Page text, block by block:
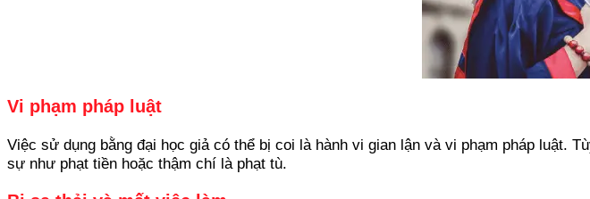
Vi phạm pháp luật
Việc sử dụng bằng đại học giả có thể bị coi là hành vi gian lận và vi phạm pháp luật.
sự như phạt tiền hoặc thậm chí là phạt tù.